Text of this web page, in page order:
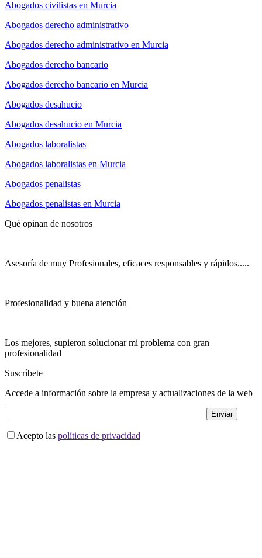
Abogados civilistas en Murcia
Abogados derecho administrativo
Abogados derecho administrativo en Murcia
Abogados derecho bancario
Abogados derecho bancario en Murcia
Abogados desahucio
Abogados desahucio en Murcia
Abogados laboralistas
Abogados laboralistas en Murcia
Abogados penalistas
Abogados penalistas en Murcia
Qué opinan de nosotros
Asesoría de muy Profesionales, eficaces responsables y rápidos.....
Profesionalidad y buena atención
Los mejores, supieron solucionar mi problema con gran
profesionalidad
Suscríbete
Accede a información sobre la empresa y actualizaciones de la web
Acepto las políticas de privacidad